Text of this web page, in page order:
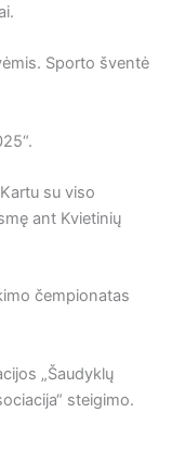
Sporto šventė
su viso
ant Kvietinių
čempionatas
„Šaudyklų
steigimo.